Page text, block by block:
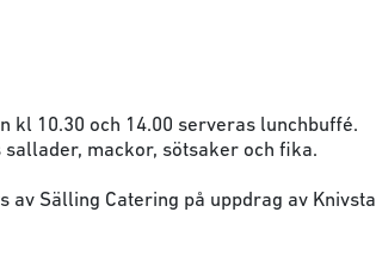
kl 10.30 och 14.00 serveras lunchbuffé.
mackor, sötsaker och fika.
av Sälling Catering på uppdrag av Knivsta